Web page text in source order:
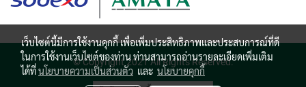
© Copyright 2021 All Rights Reserved.
เว็บไซต์นี้มีการใช้งานคุกกี้ เพื่อเพิ่มประสิทธิภาพและประสบการณ์ที่ดี
ในการใช้งานเว็บไซต์ของท่าน ท่านสามารถอ่านรายละเอียดเพิ่มเติม
ได้ที่นโยบายความเป็นส่วนตัว และ นโยบายคุกกี้